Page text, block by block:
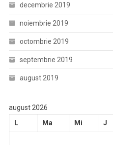
decembrie 2019
noiembrie 2019
octombrie 2019
septembrie 2019
august 2019
august 2026
L
Ma Mi J